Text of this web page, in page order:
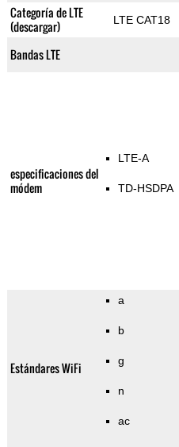
Categoría de LTE
(descargar)
LTE CAT18
Bandas LTE
especificaciones del
módem
LTE-A
TD-HSDPA
Estándares WiFi
a
b
g
n
ac